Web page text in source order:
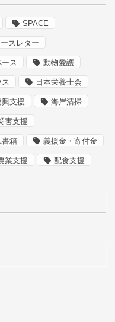
SPACE
スレター
ス 動物愛護
日本栄養士会
支援 海岸清掃
害支援
書箱 義援金・寄付金
業支援 配食支援